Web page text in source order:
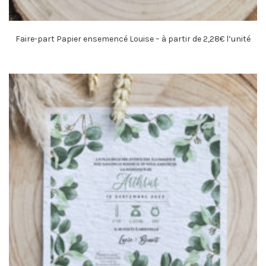
Faire-part Papier ensemencé Louise – à partir de 2,28€ l’unité